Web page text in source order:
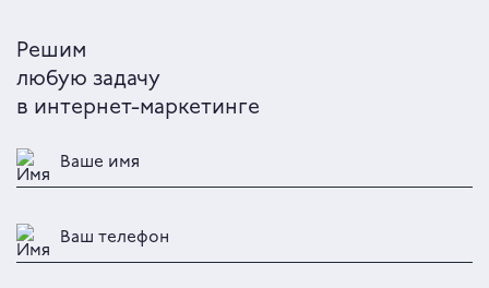
Решим
любую задачу
в интернет-маркетинге